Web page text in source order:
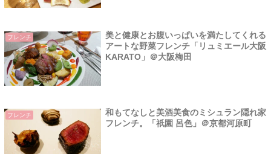
フレンチ
美と健康とお腹いっぱいを満たしてくれる
アートな野菜フレンチ「リュミエール大阪
KARATO」＠大阪梅田
フレンチ
和もてなしと美酒美食のミシュラン隠れ家
フレンチ。「祇園 呂色」＠京都河原町